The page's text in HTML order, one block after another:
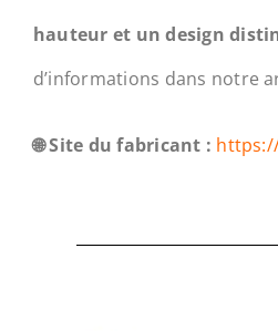
hauteur et un design
d’informations dans notre
🌐 Site du fabricant :